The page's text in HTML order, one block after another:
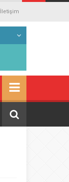
İletişim